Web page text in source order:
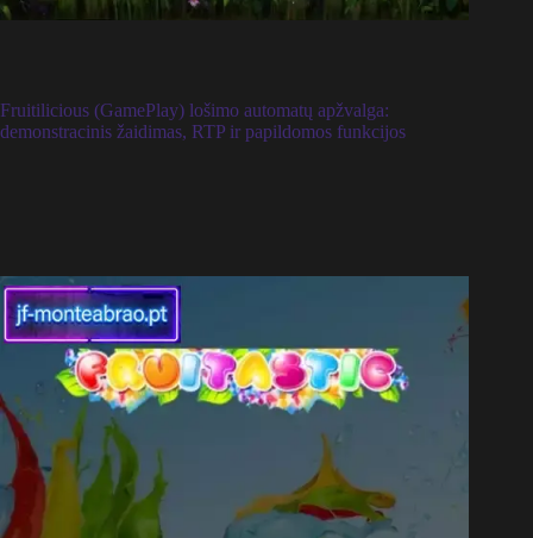
Fruitilicious (GamePlay) lošimo automatų apžvalga:
demonstracinis žaidimas, RTP ir papildomos funkcijos